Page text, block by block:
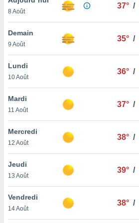
et
»,
au
vous
qu'ils
ou
le
ainsi
un
la
du
8 Août
37° /
Demain
9 Août
35° /
Lundi
10 Août
36° /
Mardi
11 Août
37° /
Mercredi
12 Août
38° /
Jeudi
13 Août
39° /
Vendredi
14 Août
38° /